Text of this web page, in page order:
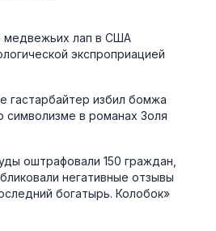
медвежьих лап в США
экспроприацией
гастарбайтер избил бомжа
символизме в романах Золя
оштрафовали 150 граждан,
негативные отзывы
богатырь. Колобок»